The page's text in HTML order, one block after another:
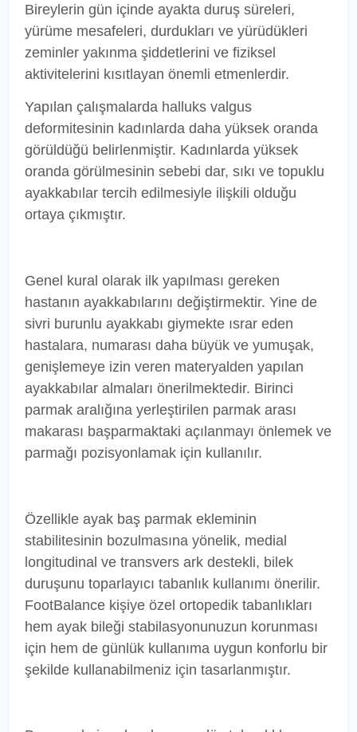
Bireylerin gün içinde ayakta duruş süreleri,
yürüme mesafeleri, durdukları ve yürüdükleri
zeminler yakınma şiddetlerini ve fiziksel
aktivitelerini kısıtlayan önemli etmenlerdir.
Yapılan çalışmalarda halluks valgus
deformitesinin kadınlarda daha yüksek oranda
görüldüğü belirlenmiştir. Kadınlarda yüksek
oranda görülmesinin sebebi dar, sıkı ve topuklu
ayakkabılar tercih edilmesiyle ilişkili olduğu
ortaya çıkmıştır.
Genel kural olarak ilk yapılması gereken
hastanın ayakkabılarını değiştirmektir. Yine de
sivri burunlu ayakkabı giymekte ısrar eden
hastalara, numarası daha büyük ve yumuşak,
genişlemeye izin veren materyalden yapılan
ayakkabılar almaları önerilmektedir. Birinci
parmak aralığına yerleştirilen parmak arası
makarası başparmaktaki açılanmayı önlemek ve
parmağı pozisyonlamak için kullanılır.
Özellikle ayak baş parmak ekleminin
stabilitesinin bozulmasına yönelik, medial
longitudinal ve transvers ark destekli, bilek
duruşunu toparlayıcı tabanlık kullanımı önerilir.
FootBalance kişiye özel ortopedik tabanlıkları
hem ayak bileği stabilasyonunuzun korunması
için hem de günlük kullanıma uygun konforlu bir
şekilde kullanabilmeniz için tasarlanmıştır.